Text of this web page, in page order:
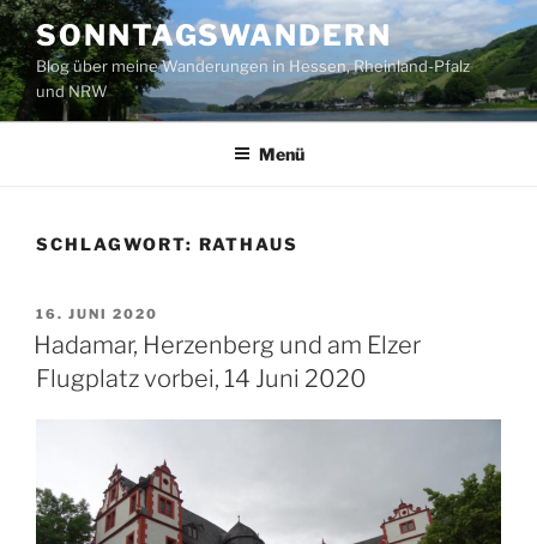
Zum
Inhalt
springen
SONNTAGSWANDERN
Blog über meine Wanderungen in Hessen, Rheinland-Pfalz
und NRW
Menü
SCHLAGWORT: RATHAUS
VERÖFFENTLICHT
AM
16. JUNI 2020
Hadamar, Herzenberg und am Elzer
Flugplatz vorbei, 14 Juni 2020